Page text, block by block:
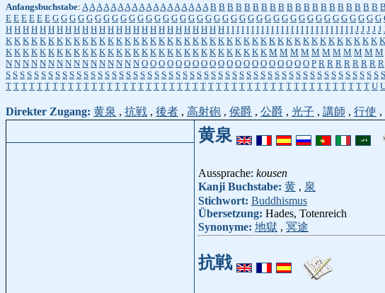
Anfangsbuchstabe: A A A A A A A A A A A A A A A A A A B B B B B B B B B B B B B B B B B B B B B
E E E E E E G G G G G G G G G G G G G G G G G G G G G G G G G G G G G G G G G G G G G G G
H H H H H H H H H H H H H H H H H H H H H H H H H H I I I I I I I I I I I I I I I I I I I I I I I I I I J J J J J
K K K K K K K K K K K K K K K K K K K K K K K K K K K K K K K K K K K K K K K K K K K K K
K K K K K K K K K K K K K K K K K K K K K K K K K K K K K K K M M M M M M M M M M M
N N N N N N N N N N N N N N N N O O O O O O O O O O O O O O O O O O O O P R R R R R R R R
S S S S S S S S S S S S S S S S S S S S S S S S S S S S S S S S S S S S S S S S S S S S S S S S S S S S S S
T T T T T T T T T T T T T T T T T T T T T T T T T T T T T T T T T T T T T T T T T T T T T T T U
Direkter Zugang: 黄泉 , 抗戦 , 後者 , 高射砲 , 侯爵 , 公爵 , 光子 , 講師 , 行使 ,
黄泉
Aussprache: kousen
Kanji Buchstabe: 黄 , 泉
Stichwort: Buddhismus
Übersetzung: Hades, Totenreich
Synonyme: 地獄 , 冥途
抗戦